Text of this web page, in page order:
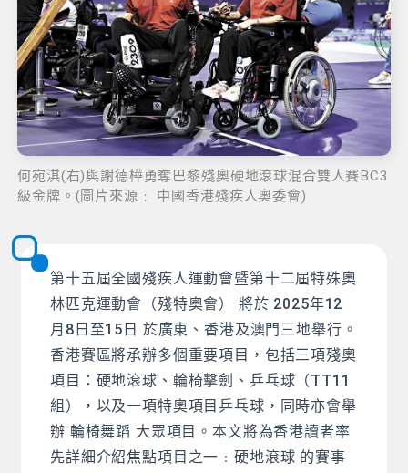
何宛淇(右)與謝德樺勇奪巴黎殘奧硬地滾球混合雙人賽BC3
級金牌。(圖片來源﹕ 中國香港殘疾人奧委會)
第十五屆全國殘疾人運動會暨第十二屆特殊奧
林匹克運動會（殘特奧會） 將於 2025年12
月8日至15日 於廣東、香港及澳門三地舉行。
香港賽區將承辦多個重要項目，包括三項殘奧
項目：硬地滾球、輪椅擊劍、乒乓球（TT11
組），以及一項特奧項目乒乓球，同時亦會舉
辦 輪椅舞蹈 大眾項目。本文將為香港讀者率
先詳細介紹焦點項目之一﹕硬地滾球 的賽事